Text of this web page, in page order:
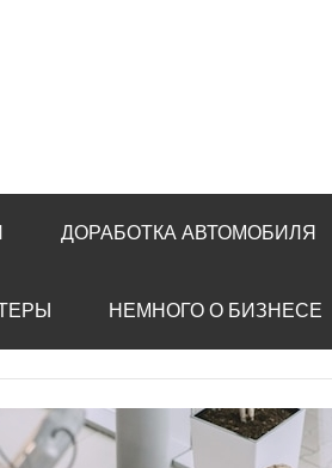
ДОРАБОТКА АВТОМОБИЛЯ
НЕМНОГО О БИЗНЕСЕ